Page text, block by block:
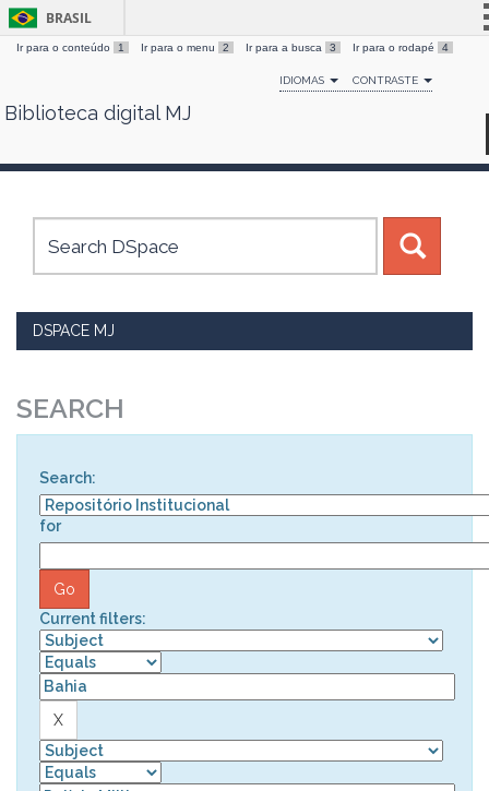
Skip
BRASIL
Simplifique!
Comunica BR
Canais
Ir para o conteúdo 1 Ir para o menu 2 Ir para a busca 3 Ir para o rodapé 4
IDIOMAS CONTRASTE
Biblioteca digital MJ
DSPACE MJ
SEARCH
Search:
for
Current filters: